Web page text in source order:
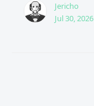
Jericho
Jul 30, 2026